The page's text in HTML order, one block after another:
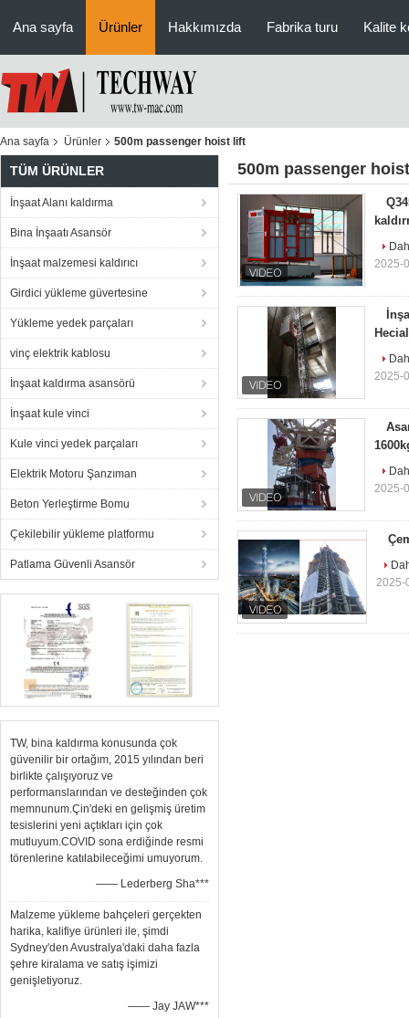
Ana sayfa Ürünler Hakkımızda Fabrika turu Kalite
Ana sayfa Ürünler 500m passenger hoist lift
TÜM ÜRÜNLER
İnşaat Alanı kaldırma
Bina İnşaatı Asansör
İnşaat malzemesi kaldırıcı
Girdici yükleme güvertesine
Yükleme yedek parçaları
vinç elektrik kablosu
İnşaat kaldırma asansörü
İnşaat kule vinci
Kule vinci yedek parçaları
Elektrik Motoru Şanzıman
Beton Yerleştirme Bomu
Çekilebilir yükleme platformu
Patlama Güvenli Asansör
TW, bina kaldırma konusunda çok
güvenilir bir ortağım, 2015 yılından beri
birlikte çalışıyoruz ve
performanslarından ve desteğinden çok
memnunum.Çin'deki en gelişmiş üretim
tesislerini yeni açtıkları için çok
mutluyum.COVID sona erdiğinde resmi
törenlerine katılabileceğimi umuyorum.
—— Lederberg Sha***
Malzeme yükleme bahçeleri gerçekten
harika, kalifiye ürünleri ile, şimdi
Sydney'den Avustralya'daki daha fazla
şehre kiralama ve satış işimizi
genişletiyoruz.
—— Jay JAW***
500m passenger
2025-
2025-
2025-
2025-